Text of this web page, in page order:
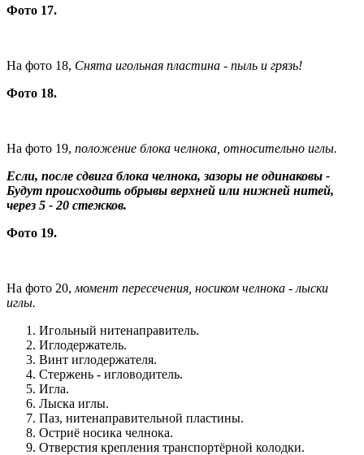
Фото 17.
На фото 18, Снята игольная пластина - пыль и грязь!
Фото 18.
На фото 19, положение блока челнока, относительно иглы.
Если, после сдвига блока челнока, зазоры не одинаковы -
Будут происходить обрывы верхней или нижней нитей,
через 5 - 20 стежков.
Фото 19.
На фото 20, момент пересечения, носиком челнока - лыски
иглы.
Игольный нитенаправитель.
Иглодержатель.
Винт иглодержателя.
Стержень - игловодитель.
Игла.
Лыска иглы.
Паз, нитенаправительной пластины.
Остриё носика челнока.
Отверстия крепления транспортёрной колодки.